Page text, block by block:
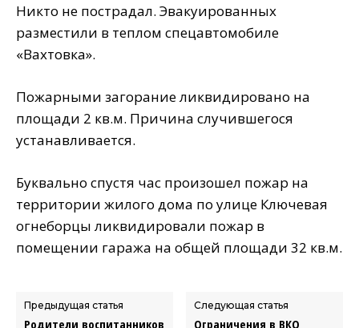
Никто не пострадал. Эвакуированных
разместили в теплом спецавтомобиле
«Вахтовка».
Пожарными загорание ликвидировано на
площади 2 кв.м. Причина случившегося
устанавливается.
Буквально спустя час произошел пожар на
территории жилого дома по улице Ключевая
огнеборцы ликвидировали пожар в
помещении гаража на общей площади 32 кв.м.
Предыдущая статья
Родители воспитанников
Следующая статья
Ограничения в ВКО